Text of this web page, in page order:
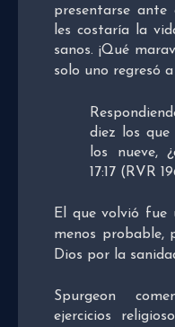
presentarse ante
les costaría la
sanos. ¡Qué
solo uno regresó a
diez los
los nueve,
17:17 (RVR
El que volvió fue
menos probable,
Dios por la
Spurgeon
ejercicios